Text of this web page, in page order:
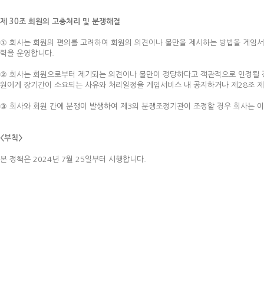
제 30조 회원의 고충처리 및 분쟁해결
① 회사는 회원의 편의를 고려하여 회원의 의견이나 불만을 제시하는 방법을 게임
력을 운영합니다.
② 회사는 회원으로부터 제기되는 의견이나 불만이 정당하다고 객관적으로 인정
원에게 장기간이 소요되는 사유와 처리일정을 게임서비스 내 공지하거나 제28조
③ 회사와 회원 간에 분쟁이 발생하여 제3의 분쟁조정기관이 조정할 경우 회사는
<부칙>
본 정책은 2024년 7월 25일부터 시행합니다.